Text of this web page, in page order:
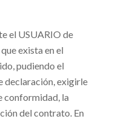
el USUARIO de
exista en el
pudiendo el
declaración, exigirle
conformidad, la
del contrato. En